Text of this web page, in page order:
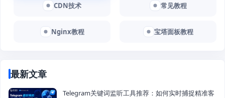
CDN技术 常见教程
Nginx教程 宝塔面板教程
最新文章
Telegram关键词监听工具推荐：如何实时捕捉精准客